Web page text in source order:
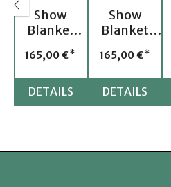
Show
Blanket
Regulärer Preis:
165,00 €
DETAILS
Show
Blanket
Regulärer
165,00 €
DETAILS